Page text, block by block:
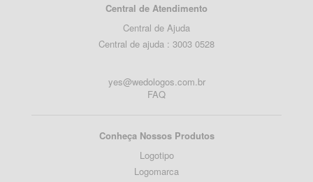
Central de Atendimento
Central de Ajuda
Central de ajuda : 3003 0528
yes@wedologos.com.br
FAQ
Conheça Nossos Produtos
Logotipo
Logomarca